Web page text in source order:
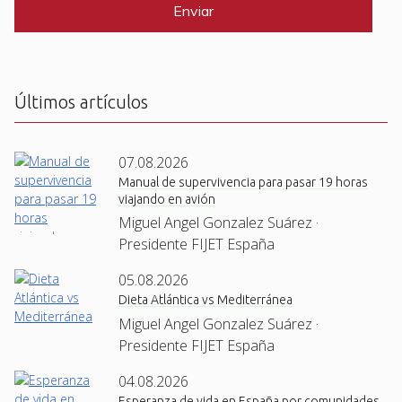
C
Últimos artículos
07.08.2026
Manual de supervivencia para pasar 19 horas
viajando en avión
Miguel Angel Gonzalez Suárez ·
Presidente FIJET España
05.08.2026
Dieta Atlántica vs Mediterránea
Miguel Angel Gonzalez Suárez ·
Presidente FIJET España
04.08.2026